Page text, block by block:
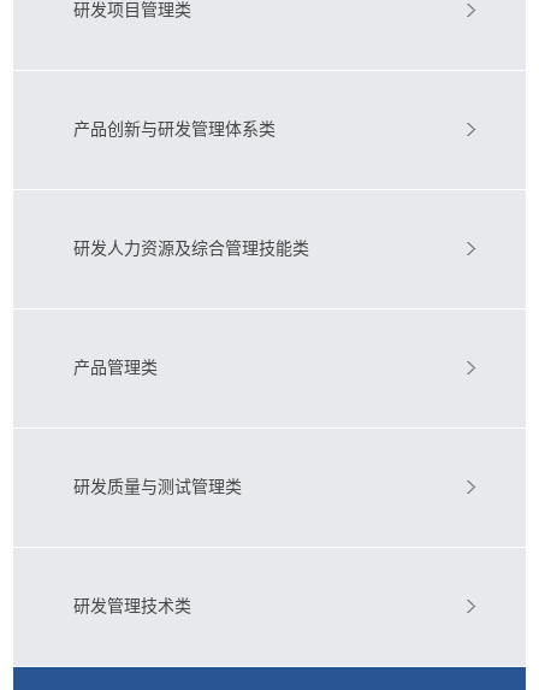
研发项目管理类
产品创新与研发管理体系类
研发人力资源及综合管理技能类
产品管理类
研发质量与测试管理类
研发管理技术类